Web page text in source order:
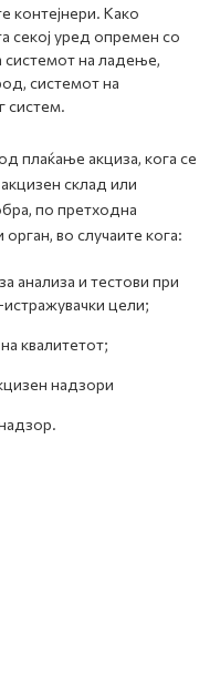
контејнери. Како
секој уред опремен со
системот на ладење,
системот на
систем.
плаќање акциза, кога се
склад или
по претходна
во случаите кога:
анализа и тестови при
цели;
квалитетот;
надзори